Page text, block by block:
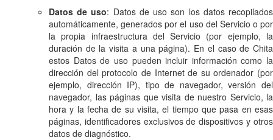
Datos de uso: Datos de uso son los datos recopilados
automáticamente, generados por el uso del Servicio o por
la propia infraestructura del Servicio (por ejemplo, la
duración de la visita a una página). En el caso de Chita
estos Datos de uso pueden incluir información como la
dirección del protocolo de Internet de su ordenador (por
ejemplo, dirección IP), tipo de navegador, versión del
navegador, las páginas que visita de nuestro Servicio, la
hora y la fecha de su visita, el tiempo que pasa en esas
páginas, identificadores exclusivos de dispositivos y otros
datos de diagnóstico.